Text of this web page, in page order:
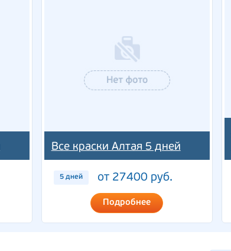
Все краски Алтая 5 дней
5 дней от 27400 руб.
Подробнее